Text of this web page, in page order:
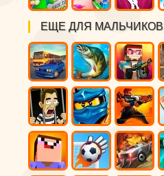
ЕЩЕ ДЛЯ МАЛЬЧИКОВ